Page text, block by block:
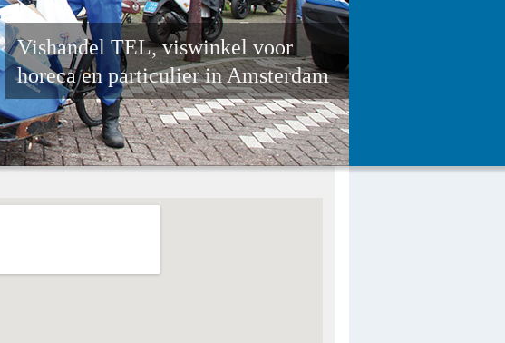
Vishandel TEL, viswinkel voor
horeca en particulier in Amsterdam